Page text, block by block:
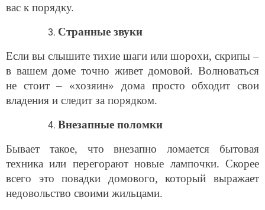
вас к порядку.
Странные звуки
Если вы слышите тихие шаги или шорохи, скрипы –
в вашем доме точно живет домовой. Волноваться
не стоит – «хозяин» дома просто обходит свои
владения и следит за порядком.
Внезапные поломки
Бывает такое, что внезапно ломается бытовая
техника или перегорают новые лампочки. Скорее
всего это повадки домового, который выражает
недовольство своими жильцами.